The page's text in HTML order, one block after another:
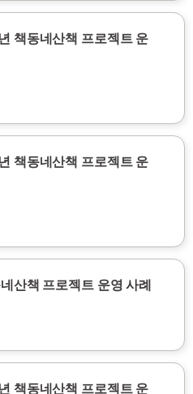
책동네산책 프로젝트 운
책동네산책 프로젝트 운
산책 프로젝트 운영 사례
책동네산책 프로젝트 운